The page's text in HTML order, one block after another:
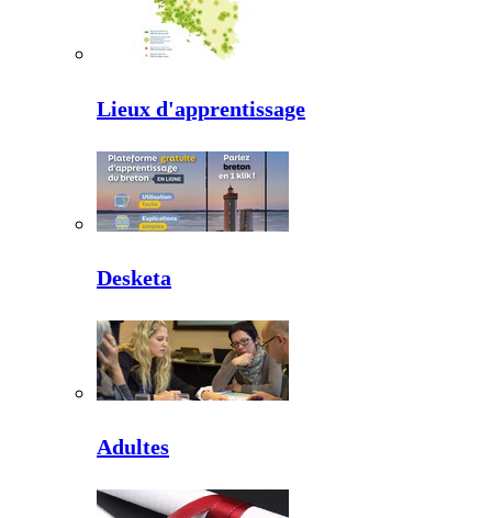
Lieux d'apprentissage
Desketa
Adultes